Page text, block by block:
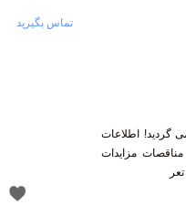
گردید! اطلاعات
مزایدات
تماس بگیرید